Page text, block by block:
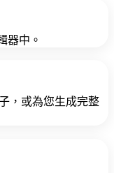
器中。
，或為您生成完整